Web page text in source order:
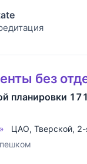
без
планировки
ЦАО, Тверской, 2-